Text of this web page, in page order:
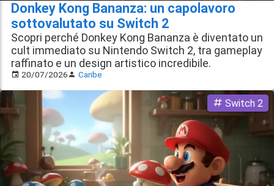
Donkey Kong Bananza: un capolavoro
sottovalutato su Switch 2
Scopri perché Donkey Kong Bananza è diventato un
cult immediato su Nintendo Switch 2, tra gameplay
raffinato e un design artistico incredibile.
20/07/2026 Caribe
Switch 2